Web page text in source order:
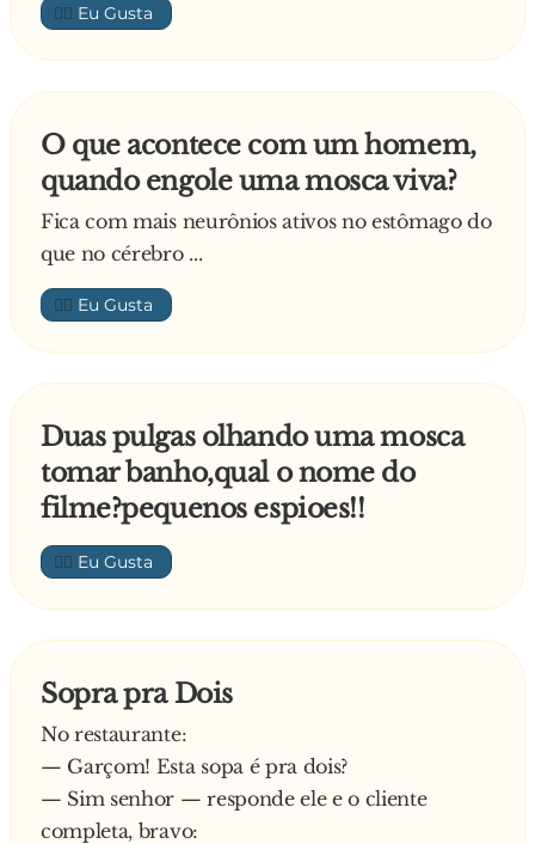
👍🏼
O que acontece com um homem,
quando engole uma mosca viva?
Fica com mais neurônios ativos no estômago do
que no cérebro ...
👍🏼
Duas pulgas olhando uma mosca
tomar banho,qual o nome do
filme?pequenos espioes!!
👍🏼
Sopra pra Dois
No restaurante:
— Garçom! Esta sopa é pra dois?
— Sim senhor — responde ele e o cliente
completa, bravo: